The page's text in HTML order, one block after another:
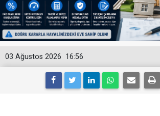
16:56
03 Ağustos 2026